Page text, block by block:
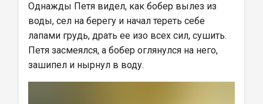
Однажды Петя видел, как бобер вылез из
воды, сел на берегу и начал тереть себе
лапами грудь, драть ее изо всех сил, сушить.
Петя засмеялся, а бобер оглянулся на него,
зашипел и нырнул в воду.